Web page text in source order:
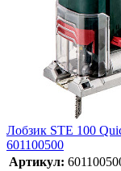
Лобзик STE 100
601100500
Артикул: